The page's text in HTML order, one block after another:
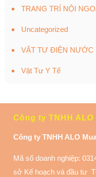
TRANG TRÍ NỘI
Uncategorized
VẬT TƯ ĐIỆN NƯỚC
Vật Tư Y Tế
Công ty TNHH ALO
Công ty TNHH ALO
Mã số doanh nghiệp:
sở Kế hoạch và đầu tư